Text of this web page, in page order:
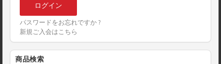
パスワードをお忘れですか ?
新規ご入会はこちら
商品検索